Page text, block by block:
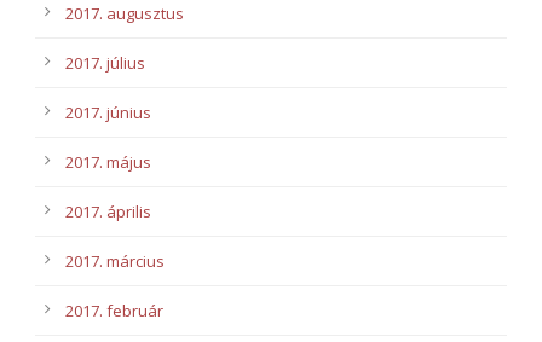
2017. augusztus
2017. július
2017. június
2017. május
2017. április
2017. március
2017. február